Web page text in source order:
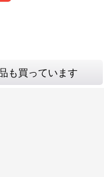
も買っています